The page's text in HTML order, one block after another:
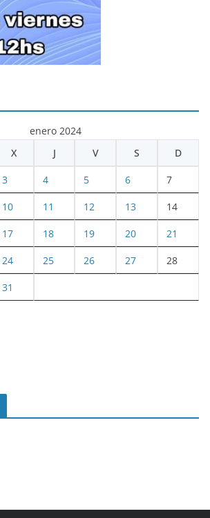
enero 2024
X J V S D
3 4 5 6 7
10 11 12 13 14
17 18 19 20 21
24 25 26 27 28
31